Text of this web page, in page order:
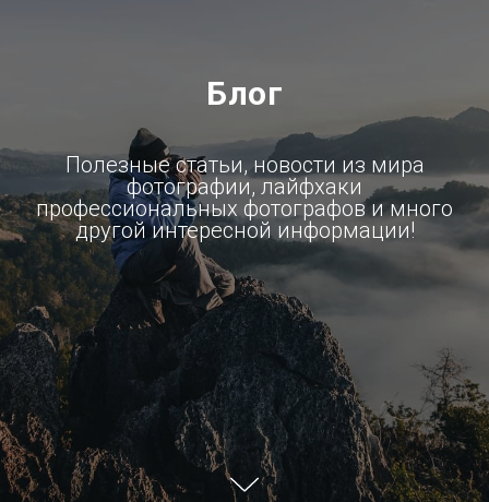
Блог
Полезные статьи, новости из мира
фотографии, лайфхаки
профессиональных фотографов и много
другой интересной информации!